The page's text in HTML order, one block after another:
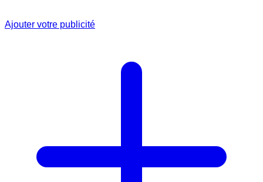
Ajouter votre publicité